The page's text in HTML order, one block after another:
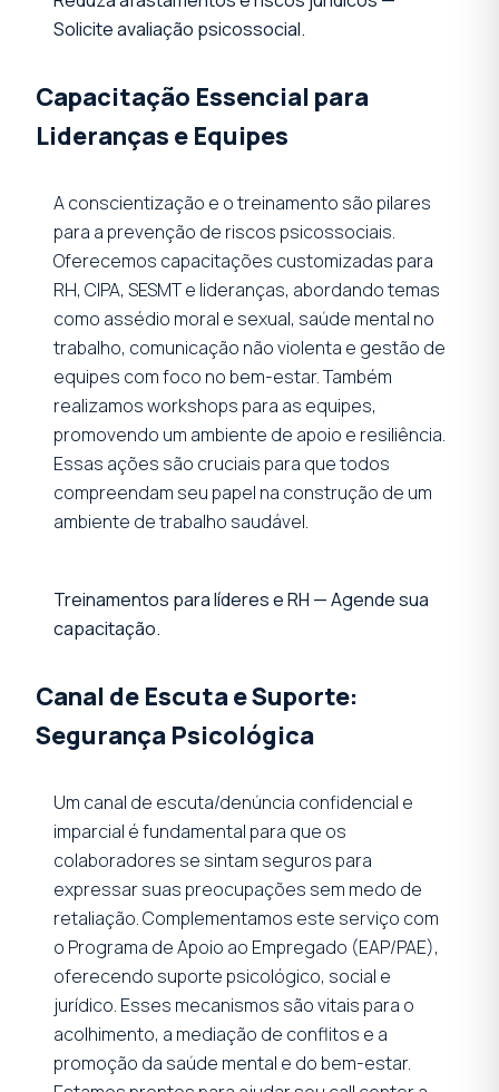
Solicite avaliação psicossocial.
Capacitação Essencial para
Lideranças e Equipes
A conscientização e o treinamento são pilares
para a prevenção de riscos psicossociais.
Oferecemos capacitações customizadas para
RH, CIPA, SESMT e lideranças, abordando temas
como assédio moral e sexual, saúde mental no
trabalho, comunicação não violenta e gestão de
equipes com foco no bem-estar. Também
realizamos workshops para as equipes,
promovendo um ambiente de apoio e resiliência.
Essas ações são cruciais para que todos
compreendam seu papel na construção de um
ambiente de trabalho saudável.
Treinamentos para líderes e RH — Agende sua
capacitação.
Canal de Escuta e Suporte:
Segurança Psicológica
Um canal de escuta/denúncia confidencial e
imparcial é fundamental para que os
colaboradores se sintam seguros para
expressar suas preocupações sem medo de
retaliação. Complementamos este serviço com
o Programa de Apoio ao Empregado (EAP/PAE),
oferecendo suporte psicológico, social e
jurídico. Esses mecanismos são vitais para o
acolhimento, a mediação de conflitos e a
promoção da saúde mental e do bem-estar.